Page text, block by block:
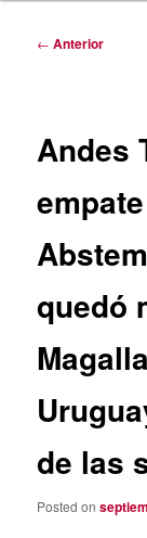
Navegación
← Anterior
Andes
quedó
de las
Posted on